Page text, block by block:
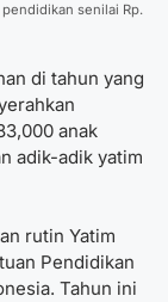
senilai Rp.
di tahun yang
anak
adik-adik yatim
rutin Yatim
Pendidikan
Tahun ini